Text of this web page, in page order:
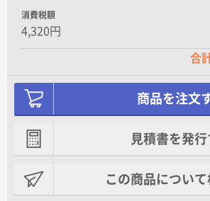
消費税額
4,320円
合
商品を注文
見積書を発行
この商品について